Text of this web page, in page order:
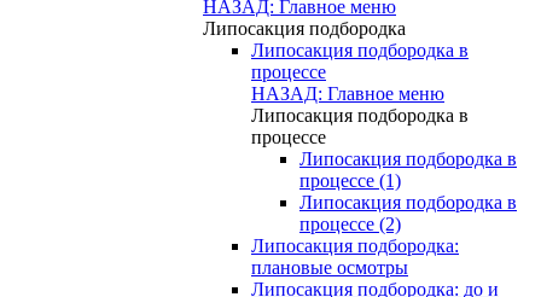
НАЗАД: Главное меню
Липосакция подбородка
Липосакция подбородка в
процессе
НАЗАД: Главное меню
Липосакция подбородка в
процессе
Липосакция подбородка в
процессе (1)
Липосакция подбородка в
процессе (2)
Липосакция подбородка:
плановые осмотры
Липосакция подбородка: до и